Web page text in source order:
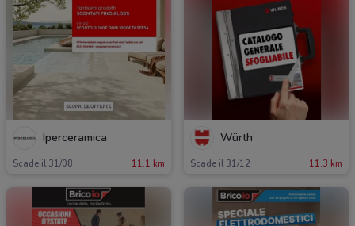
Iperceramica
Scade il 31/08 11.1 km
Würth
Scade il 31/12 11.3 km